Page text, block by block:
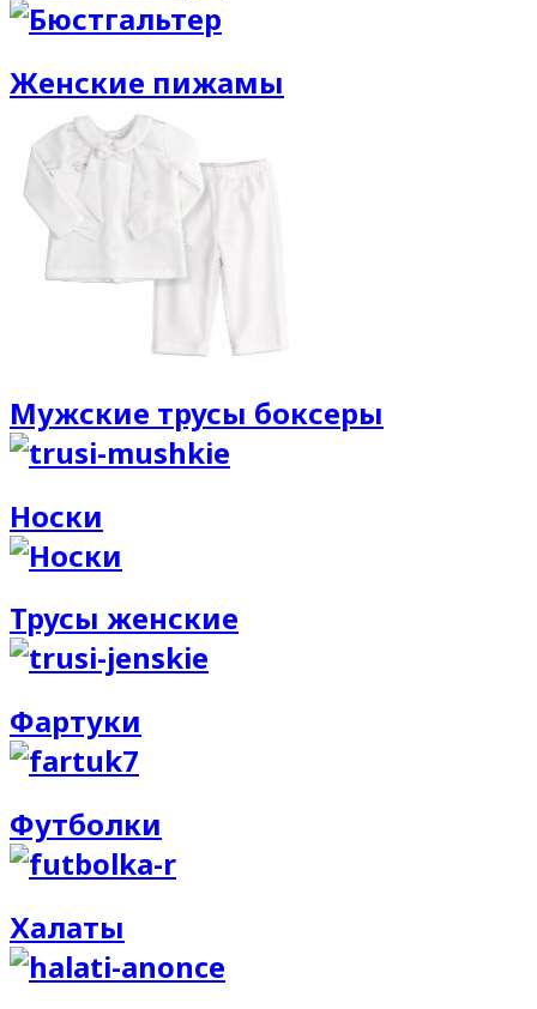
Женские пижамы
Мужские трусы боксеры
Носки
Трусы женские
Фартуки
Футболки
Халаты